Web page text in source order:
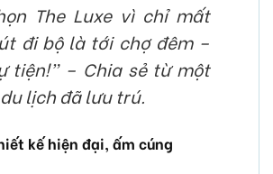
The Luxe vì chỉ mất
đi bộ là tới chợ đêm –
tiện!” – Chia sẻ từ một
lịch đã lưu trú.
kế hiện đại, ấm cúng